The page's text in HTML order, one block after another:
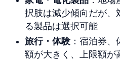
択肢は減少傾向だが、
る製品は選択可能
旅行・体験 ：宿泊券
額が大きく、上限額が